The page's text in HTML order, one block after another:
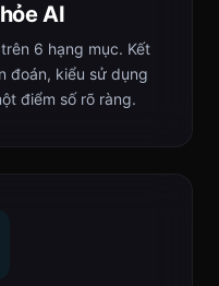
AI
6 hạng mục. Kết
đoán, kiểu sử dụng
điểm số rõ ràng.